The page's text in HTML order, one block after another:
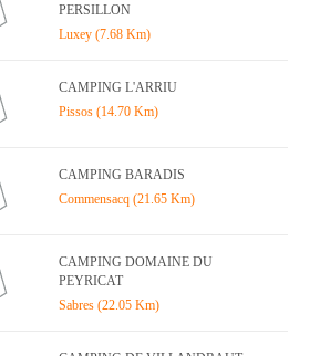
PERSILLON
Luxey (7.68 Km)
CAMPING L'ARRIU
Pissos (14.70 Km)
CAMPING BARADIS
Commensacq (21.65 Km)
CAMPING DOMAINE DU
PEYRICAT
Sabres (22.05 Km)